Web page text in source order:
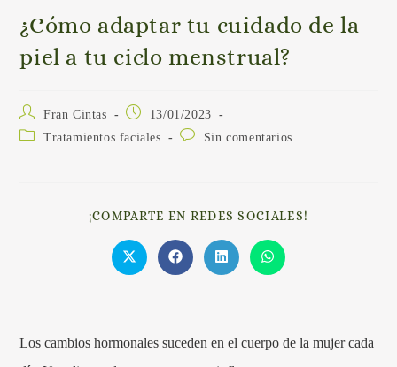
¿Cómo adaptar tu cuidado de la
piel a tu ciclo menstrual?
Fran Cintas
13/01/2023
Tratamientos faciales
Sin comentarios
¡COMPARTE EN REDES SOCIALES!
Los cambios hormonales suceden en el cuerpo de la mujer cada